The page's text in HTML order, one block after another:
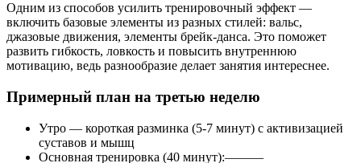
Одним из способов усилить тренировочный эффект —
включить базовые элементы из разных стилей: вальс,
джазовые движения, элементы брейк-данса. Это поможет
развить гибкость, ловкость и повысить внутреннюю
мотивацию, ведь разнообразие делает занятия интереснее.
Примерный план на третью неделю
Утро — короткая разминка (5-7 минут) с активизацией
суставов и мышц
Основная тренировка (40 минут):––––––